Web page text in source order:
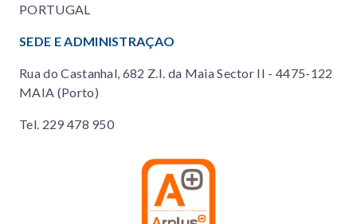
PORTUGAL
SEDE E ADMINISTRAÇAO
Rua do Castanhal, 682 Z.I. da Maia Sector II - 4475-122
MAIA (Porto)
Tel. 229 478 950